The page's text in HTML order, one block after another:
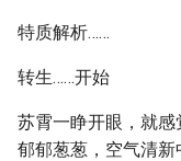
特质解析……
转生……开始
苏霄一睁开眼，就
郁郁葱葱，空气清新